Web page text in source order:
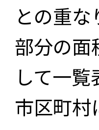
との重
部分の面
して一
市区町村